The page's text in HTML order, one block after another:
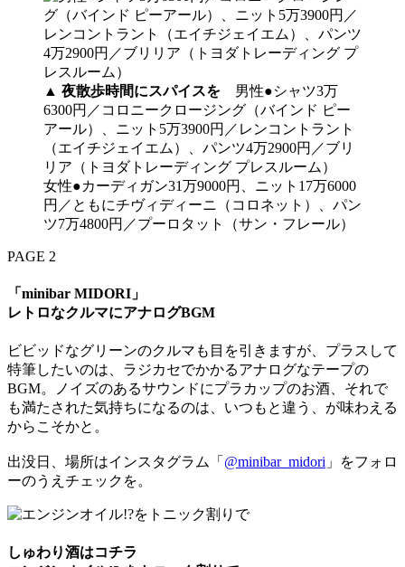
▲ 夜散歩時間にスパイスを 男性●シャツ3万
6300円／コロニークロージング（バインド ピー
アール）、ニット5万3900円／レンコントラント
（エイチジェイエム）、パンツ4万2900円／ブリ
リア（トヨダトレーディング プレスルーム）
女性●カーディガン31万9000円、ニット17万6000
円／ともにチヴィディーニ（コロネット）、パン
ツ7万4800円／プーロタット（サン・フレール）
PAGE 2
「minibar MIDORI」
レトロなクルマにアナログBGM
ビビッドなグリーンのクルマも目を引きますが、プラスして
特筆したいのは、ラジカセでかかるアナログなテープの
BGM。ノイズのあるサウンドにプラカップのお酒、それで
も満たされた気持ちになるのは、いつもと違う、が味わえる
からこそかと。
出没日、場所はインスタグラム「 @minibar_midori 」をフォロ
ーのうえチェックを。
しゅわり酒はコチラ